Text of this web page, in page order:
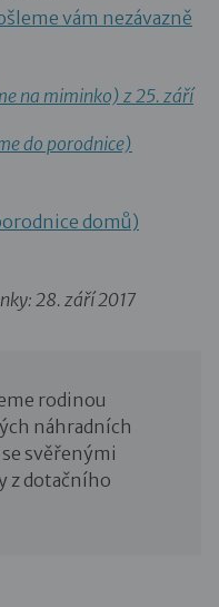
vám nezávazně
na miminko) z 25. září
do porodnice)
domů)
28. září 2017
rodinou
náhradních
svěřenými
z dotačního